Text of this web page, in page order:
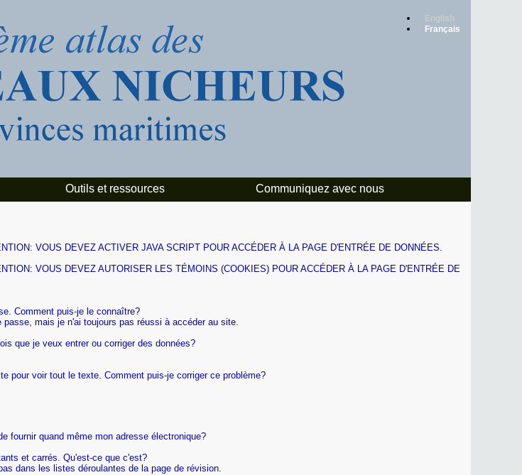
English
Français
Outils et ressources Communiquez avec nous
VOUS DEVEZ ACTIVER JAVA SCRIPT POUR ACCÉDER À LA PAGE D'ENTRÉE DE DONNÉES.
VOUS DEVEZ AUTORISER LES TÉMOINS (COOKIES) POUR ACCÉDER À LA PAGE D'ENTRÉE DE
Comment puis-je le connaître?
mais je n'ai toujours pas réussi à accéder au site.
que je veux entrer ou corriger des données?
pour voir tout le texte. Comment puis-je corriger ce problème?
fournir quand même mon adresse électronique?
et carrés. Qu'est-ce que c'est?
dans les listes déroulantes de la page de révision.